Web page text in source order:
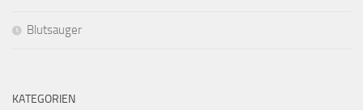
Blutsauger
KATEGORIEN